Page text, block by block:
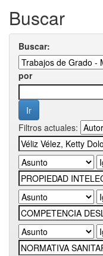
Buscar
Buscar:
por
Filtros actuales: